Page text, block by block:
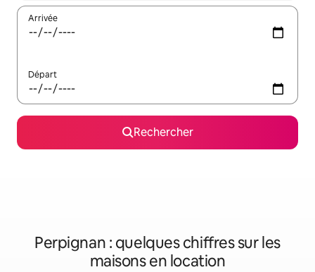
Arrivée
Départ
Rechercher
Perpignan : quelques chiffres sur les
maisons en location